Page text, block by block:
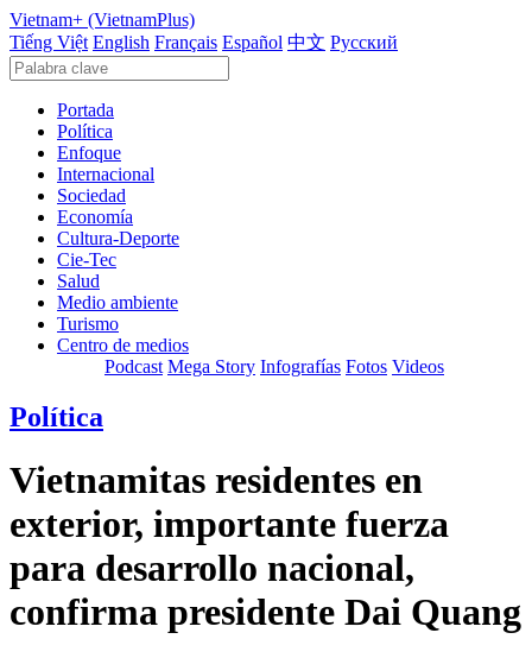
Vietnam+ (VietnamPlus)
Tiếng Việt English Français Español 中文 Русский
Portada
Política
Enfoque
Internacional
Sociedad
Economía
Cultura-Deporte
Cie-Tec
Salud
Medio ambiente
Turismo
Centro de medios
Podcast Mega Story Infografías Fotos Videos
Política
Vietnamitas residentes en
exterior, importante fuerza
para desarrollo nacional,
confirma presidente Dai Quang